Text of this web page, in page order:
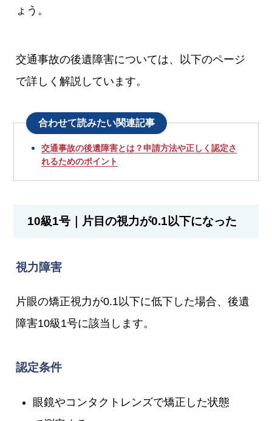
ょう。
交通事故の後遺障害については、以下のページ
で詳しく解説しています。
合わせて読みたい関連記事
交通事故の後遺障害とは？申請方法や正しく認定さ
れるためのポイント
10級1号｜片目の視力が0.1以下になった
視力障害
片眼の矯正視力が0.1以下に低下した場合、後遺
障害10級1号に該当します。
認定条件
眼鏡やコンタクトレンズで矯正した状態